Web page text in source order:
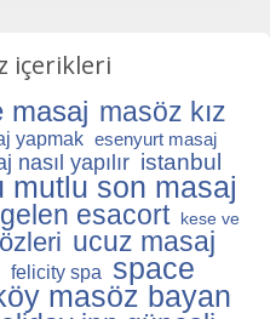
içerikleri
masaj masöz kız
yapmak esenyurt masaj
nasıl yapılır istanbul
mutlu son masaj
esacort
kese ve
ucuz masaj
felicity spa
space
masöz bayan